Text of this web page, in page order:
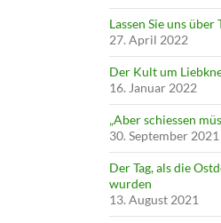
Lassen Sie uns
27. April 2022
Der Kult um
16. Januar 2022
„Aber schiessen
30. September 2021
Der Tag, als die
wurden
13. August 2021